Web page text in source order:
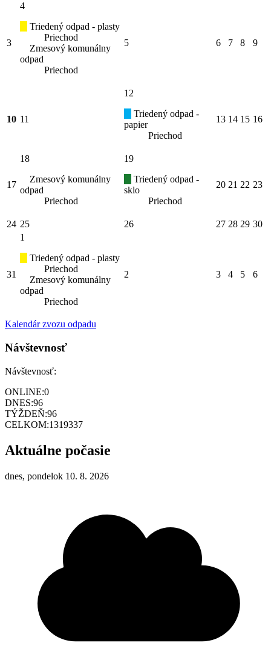
3
4
Triedený odpad - plasty
Priechod
Zmesový komunálny
odpad
Priechod
5 6 7 8 9
10 11
12
Triedený odpad -
papier
Priechod
13 14 15 16
17
18
Zmesový komunálny
odpad
Priechod
19
Triedený odpad -
sklo
Priechod
20 21 22 23
24 25 26 27 28 29 30
31
1
Triedený odpad - plasty
Priechod
Zmesový komunálny
odpad
Priechod
2 3 4 5 6
Kalendár zvozu odpadu
Návštevnosť
Návštevnosť:
ONLINE:0
DNES:96
TÝŽDEŇ:96
CELKOM:1319337
Aktuálne počasie
dnes, pondelok 10. 8. 2026